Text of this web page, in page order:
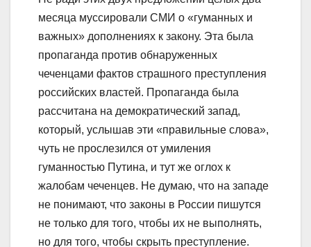
месяца муссировали СМИ о «гуманных и
важных» дополнениях к закону. Эта была
пропаганда против обнаруженных
чеченцами фактов страшного преступления
российских властей. Пропаганда была
рассчитана на демократический запад,
который, услышав эти «правильные слова»,
чуть не прослезился от умиления
гуманностью Путина, и тут же оглох к
жалобам чеченцев. Не думаю, что на западе
не понимают, что законы в России пишутся
не только для того, чтобы их не выполнять,
но для того, чтобы скрыть преступление.